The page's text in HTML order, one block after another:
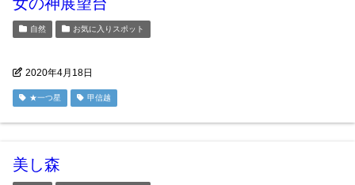
自然 お気に入りスポット
2020年4月18日
★一つ星 甲信越
美し森